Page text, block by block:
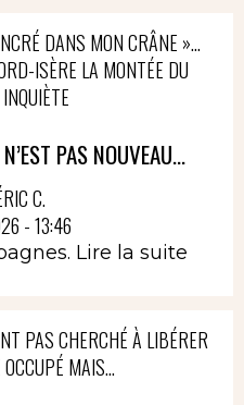
DANS MON CRÂNE »…
ISÈRE LA MONTÉE DU
PAS NOUVEAU...
C.
- 13:46
Lire la suite
PAS CHERCHÉ À LIBÉRER
MAIS...